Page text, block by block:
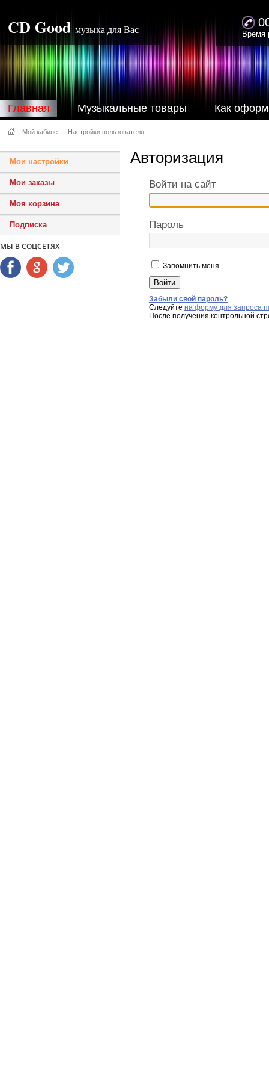
CD Good музыка для Вас Время
Главная Музыкальные товары Как
– Мой кабинет – Настройки пользователя
Мои настройки
Мои заказы
Моя корзина
Подписка
МЫ В СОЦСЕТЯХ
Авторизация
Войти на сайт
Пароль
Запомнить меня
Забыли свой пароль?
Следуйте на форму для запроса
После получения контрольной